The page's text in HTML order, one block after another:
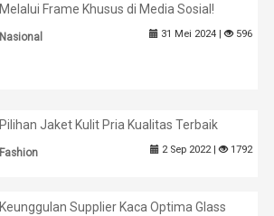
Melalui Frame Khusus di Media Sosial!
Nasional 31 Mei 2024 | 596
Pilihan Jaket Kulit Pria Kualitas Terbaik
Fashion 2 Sep 2022 | 1792
Keunggulan Supplier Kaca Optima Glass